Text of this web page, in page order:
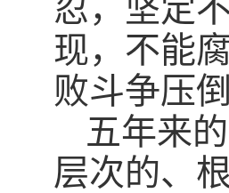
忍，坚定
现，不能
败斗争压
五年来
层次的、